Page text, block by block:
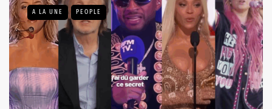
A LA UNE PEOPLE